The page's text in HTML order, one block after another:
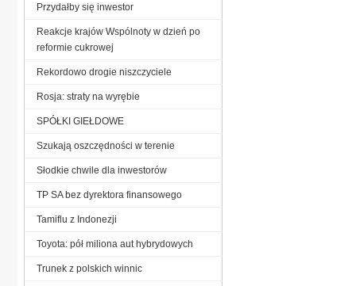
Przydałby się inwestor
Reakcje krajów Wspólnoty w dzień po
reformie cukrowej
Rekordowo drogie niszczyciele
Rosja: straty na wyrębie
SPÓŁKI GIEŁDOWE
Szukają oszczędności w terenie
Słodkie chwile dla inwestorów
TP SA bez dyrektora finansowego
Tamiflu z Indonezji
Toyota: pół miliona aut hybrydowych
Trunek z polskich winnic